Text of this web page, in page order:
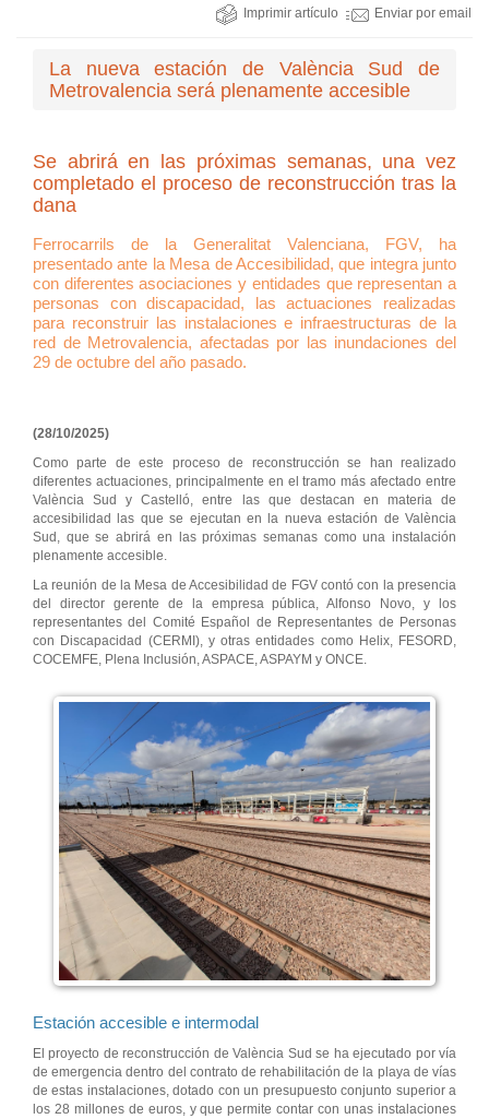
Imprimir artículo Enviar por email
La nueva estación de València Sud de
Metrovalencia será plenamente accesible
Se abrirá en las próximas semanas, una vez
completado el proceso de reconstrucción tras la
dana
Ferrocarrils de la Generalitat Valenciana, FGV, ha
presentado ante la Mesa de Accesibilidad, que integra junto
con diferentes asociaciones y entidades que representan a
personas con discapacidad, las actuaciones realizadas
para reconstruir las instalaciones e infraestructuras de la
red de Metrovalencia, afectadas por las inundaciones del
29 de octubre del año pasado.
(28/10/2025)
Como parte de este proceso de reconstrucción se han realizado
diferentes actuaciones, principalmente en el tramo más afectado entre
València Sud y Castelló, entre las que destacan en materia de
accesibilidad las que se ejecutan en la nueva estación de València
Sud, que se abrirá en las próximas semanas como una instalación
plenamente accesible.
La reunión de la Mesa de Accesibilidad de FGV contó con la presencia
del director gerente de la empresa pública, Alfonso Novo, y los
representantes del Comité Español de Representantes de Personas
con Discapacidad (CERMI), y otras entidades como Helix, FESORD,
COCEMFE, Plena Inclusión, ASPACE, ASPAYM y ONCE.
Estación accesible e intermodal
El proyecto de reconstrucción de València Sud se ha ejecutado por vía
de emergencia dentro del contrato de rehabilitación de la playa de vías
de estas instalaciones, dotado con un presupuesto conjunto superior a
los 28 millones de euros, y que permite contar con unas instalaciones